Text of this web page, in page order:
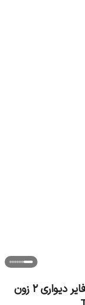
کنترل پنل 10 اینچ خانه هوشمند و آمپلی فایر دیواری 2 زون